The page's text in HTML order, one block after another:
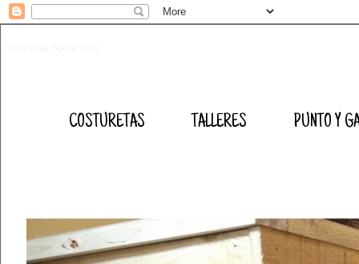
COSTURETAS TALLERES PUNTO Y